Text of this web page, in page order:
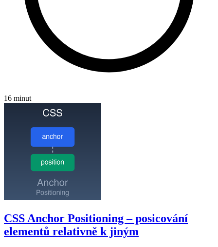
16 minut
CSS Anchor Positioning – posicování
elementů relativně k jiným